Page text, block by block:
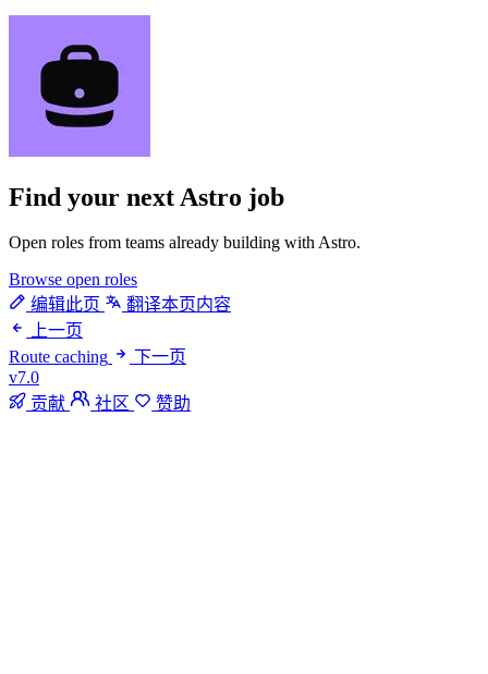
Find your next Astro job
Open roles from teams already building with Astro.
Browse open roles
编辑此页
翻译本页内容
上一页
Route caching
下一页
v7.0
贡献
社区 赞助